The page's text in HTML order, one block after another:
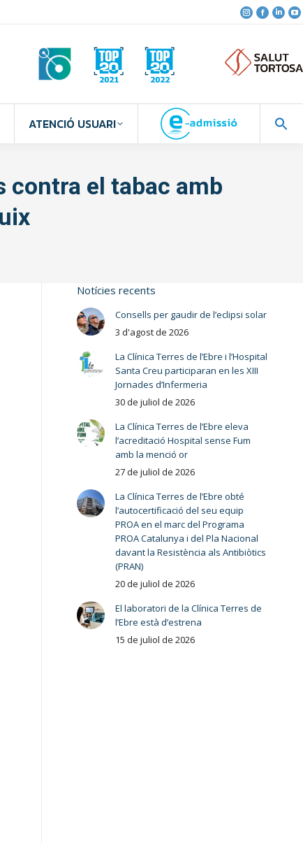
ATENCIÓ USUARI
contra el tabac amb
Notícies recents
Consells per gaudir de l’eclipsi solar
3 d'agost de 2026
La Clínica Terres de l’Ebre i l’Hospital
Santa Creu participaran en les XIII
Jornades d’Infermeria
30 de juliol de 2026
La Clínica Terres de l’Ebre eleva
l’acreditació Hospital sense Fum
amb la menció or
27 de juliol de 2026
La Clínica Terres de l’Ebre obté
l’autocertificació del seu equip
PROA en el marc del Programa
PROA Catalunya i del Pla Nacional
davant la Resistència als Antibiòtics
(PRAN)
20 de juliol de 2026
El laboratori de la Clínica Terres de
l’Ebre està d’estrena
15 de juliol de 2026